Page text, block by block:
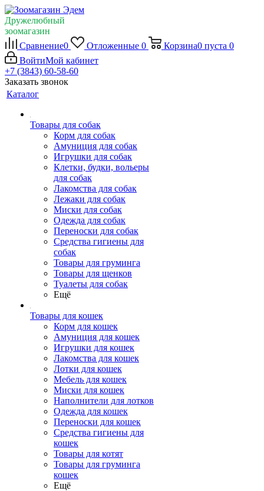
Дружелюбный
зоомагазин
Сравнение0 Отложенные 0 Корзина0 пуста 0
ВойтиМой кабинет
+7 (3843) 60-58-60
Заказать звонок
Каталог
Товары для собак
Корм для собак
Амуниция для собак
Игрушки для собак
Клетки, будки, вольеры
для собак
Лакомства для собак
Лежаки для собак
Миски для собак
Одежда для собак
Переноски для собак
Средства гигиены для
собак
Товары для груминга
Товары для щенков
Туалеты для собак
Ещё
Товары для кошек
Корм для кошек
Амуниция для кошек
Игрушки для кошек
Лакомства для кошек
Лотки для кошек
Мебель для кошек
Миски для кошек
Наполнители для лотков
Одежда для кошек
Переноски для кошек
Средства гигиены для
кошек
Товары для котят
Товары для груминга
кошек
Ещё